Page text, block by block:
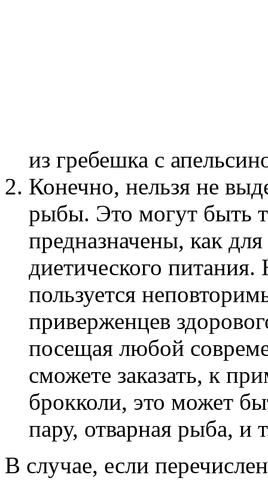
из гребешка с
Конечно, нельзя не
рыбы. Это могут быть
предназначены, как
диетического
пользуется
приверженцев
посещая любой
сможете заказать, к
брокколи, это может
пару, отварная рыба, и
В случае, если